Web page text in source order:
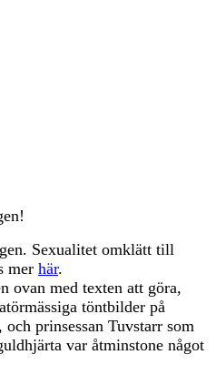
Sexualitet omklätt till
mer här.
ovan med texten att göra,
töntbilder på
prinsessan Tuvstarr som
var åtminstone något